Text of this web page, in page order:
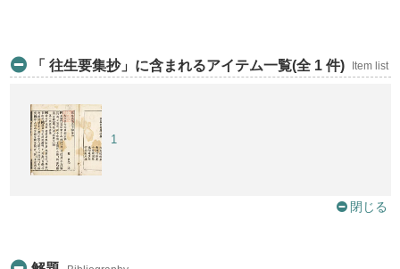
「 往生要集抄」に含まれるアイテム一覧(全 1 件) Item list
1
閉じる